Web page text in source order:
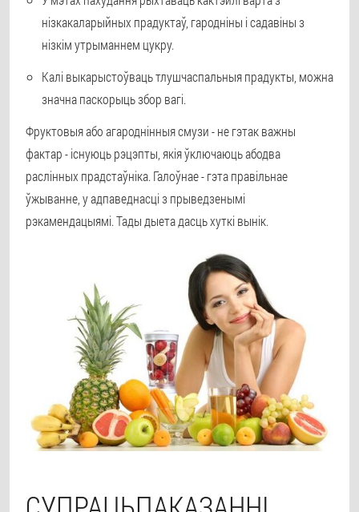
нізкакаларыйных прадуктаў, гародніны і садавіны з
нізкім утрыманнем цукру.
Калі выкарыстоўваць тлушчаспальныя прадукты, можна
значна паскорыць збор вагі.
Фруктовыя або агароднінныя смузи - не гэтак важны
фактар - існуюць рэцэпты, якія ўключаюць абодва
раслінных прадстаўніка. Галоўнае - гэта правільнае
ўжыванне, у адпаведнасці з прыведзенымі
рэкамендацыямі. Тады дыета дасць хуткі вынік.